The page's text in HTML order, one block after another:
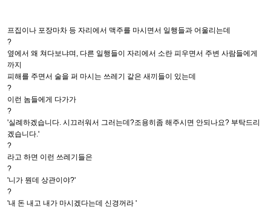
프집이나 포장마차 등 자리에서 맥주를 마시면서 일행들과 어울리는데
?
옆에서 왜 쳐다보냐며, 다른 일행들이 자리에서 소란 피우면서 주변 사람들에게
까지
피해를 주면서 술을 퍼 마시는 쓰레기 같은 새끼들이 있는데
?
이런 놈들에게 다가가
?
'실례하겠습니다. 시끄러워서 그러는데?조용히좀 해주시면 안되나요? 부탁드리
겠습니다.'
?
라고 하면 이런 쓰레기들은
?
'니가 뭔데 상관이야?'
?
'내 돈 내고 내가 마시겠다는데 신경꺼라 '